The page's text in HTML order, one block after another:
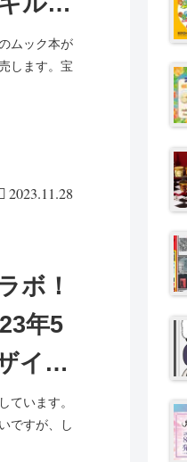
！雑
行販
ムック本が
します。宝
2023.11.28
ボ！
年5
イン
！
ています。
ですが、し